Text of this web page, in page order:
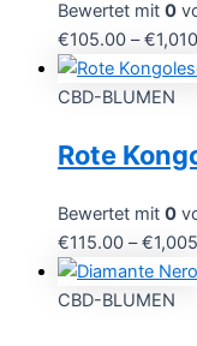
Bewertet mit 0
€105.00 –€
CBD-BLUMEN
Rote
Bewertet mit 0
€115.00 –€
CBD-BLUMEN